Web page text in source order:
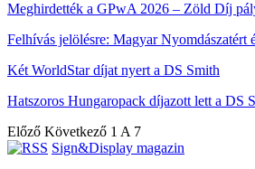
Meghirdették a GPwA 2026 – Zöld Díj
Felhívás jelölésre: Magyar
Két WorldStar díjat nyert a DS Smith
Hatszoros Hungaropack díjazott lett a DS
Előző Következő 1 A 7
Sign&Display magazin